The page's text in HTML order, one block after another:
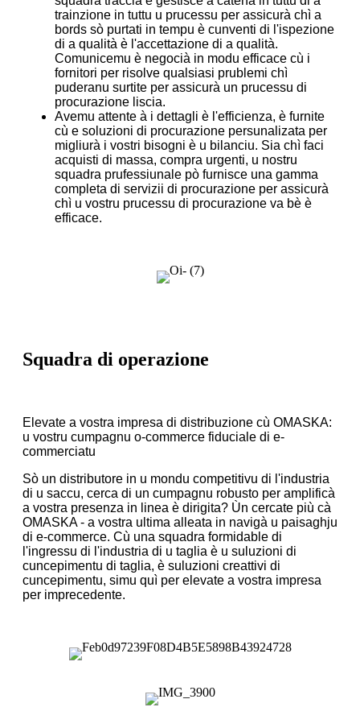
trainzione in tuttu u prucessu per assicurà chì a
bords sò purtati in tempu è cunventi di l'ispezione
di a qualità è l'accettazione di a qualità.
Comunicemu è negocià in modu efficace cù i
fornitori per risolve qualsiasi prublemi chì
puderanu surtite per assicurà un prucessu di
procurazione liscia.
Avemu attente à i dettagli è l'efficienza, è furnite
cù e soluzioni di procurazione persunalizata per
migliurà i vostri bisogni è u bilanciu. Sia chì faci
acquisti di massa, compra urgenti, u nostru
squadra prufessiunale pò furnisce una gamma
completa di servizii di procurazione per assicurà
chì u vostru prucessu di procurazione va bè è
efficace.
Squadra di operazione
Elevate a vostra impresa di distribuzione cù OMASKA:
u vostru cumpagnu o-commerce fiduciale di e-
commerciatu
Sò un distributore in u mondu competitivu di l'industria
di u saccu, cerca di un cumpagnu robusto per amplificà
a vostra presenza in linea è dirigita? Ùn cercate più cà
OMASKA - a vostra ultima alleata in navigà u paisaghju
di e-commerce. Cù una squadra formidable di
l'ingressu di l'industria di u taglia è u suluzioni di
cuncepimentu di taglia, è suluzioni creattivi di
cuncepimentu, simu quì per elevate a vostra impresa
per imprecedente.